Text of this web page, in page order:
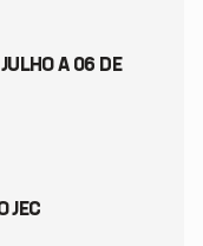
A 06 DE
JEC